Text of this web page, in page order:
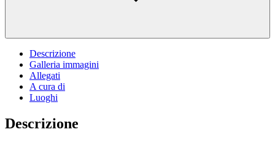
Descrizione
Galleria immagini
Allegati
A cura di
Luoghi
Descrizione